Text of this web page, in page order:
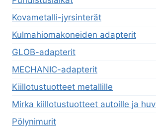
Kovametalli-jyrsinterät
Kulmahiomakoneiden adapterit
GLOB-adapterit
MECHANIC-adapterit
Kiillotustuotteet metallille
Mirka kiillotustuotteet autoille ja
Pölynimurit